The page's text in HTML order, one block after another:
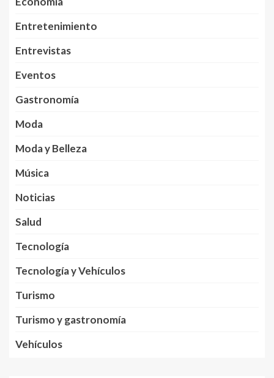
Entretenimiento
Entrevistas
Eventos
Gastronomía
Moda
Moda y Belleza
Música
Noticias
Salud
Tecnología
Tecnología y Vehículos
Turismo
Turismo y gastronomía
Vehículos